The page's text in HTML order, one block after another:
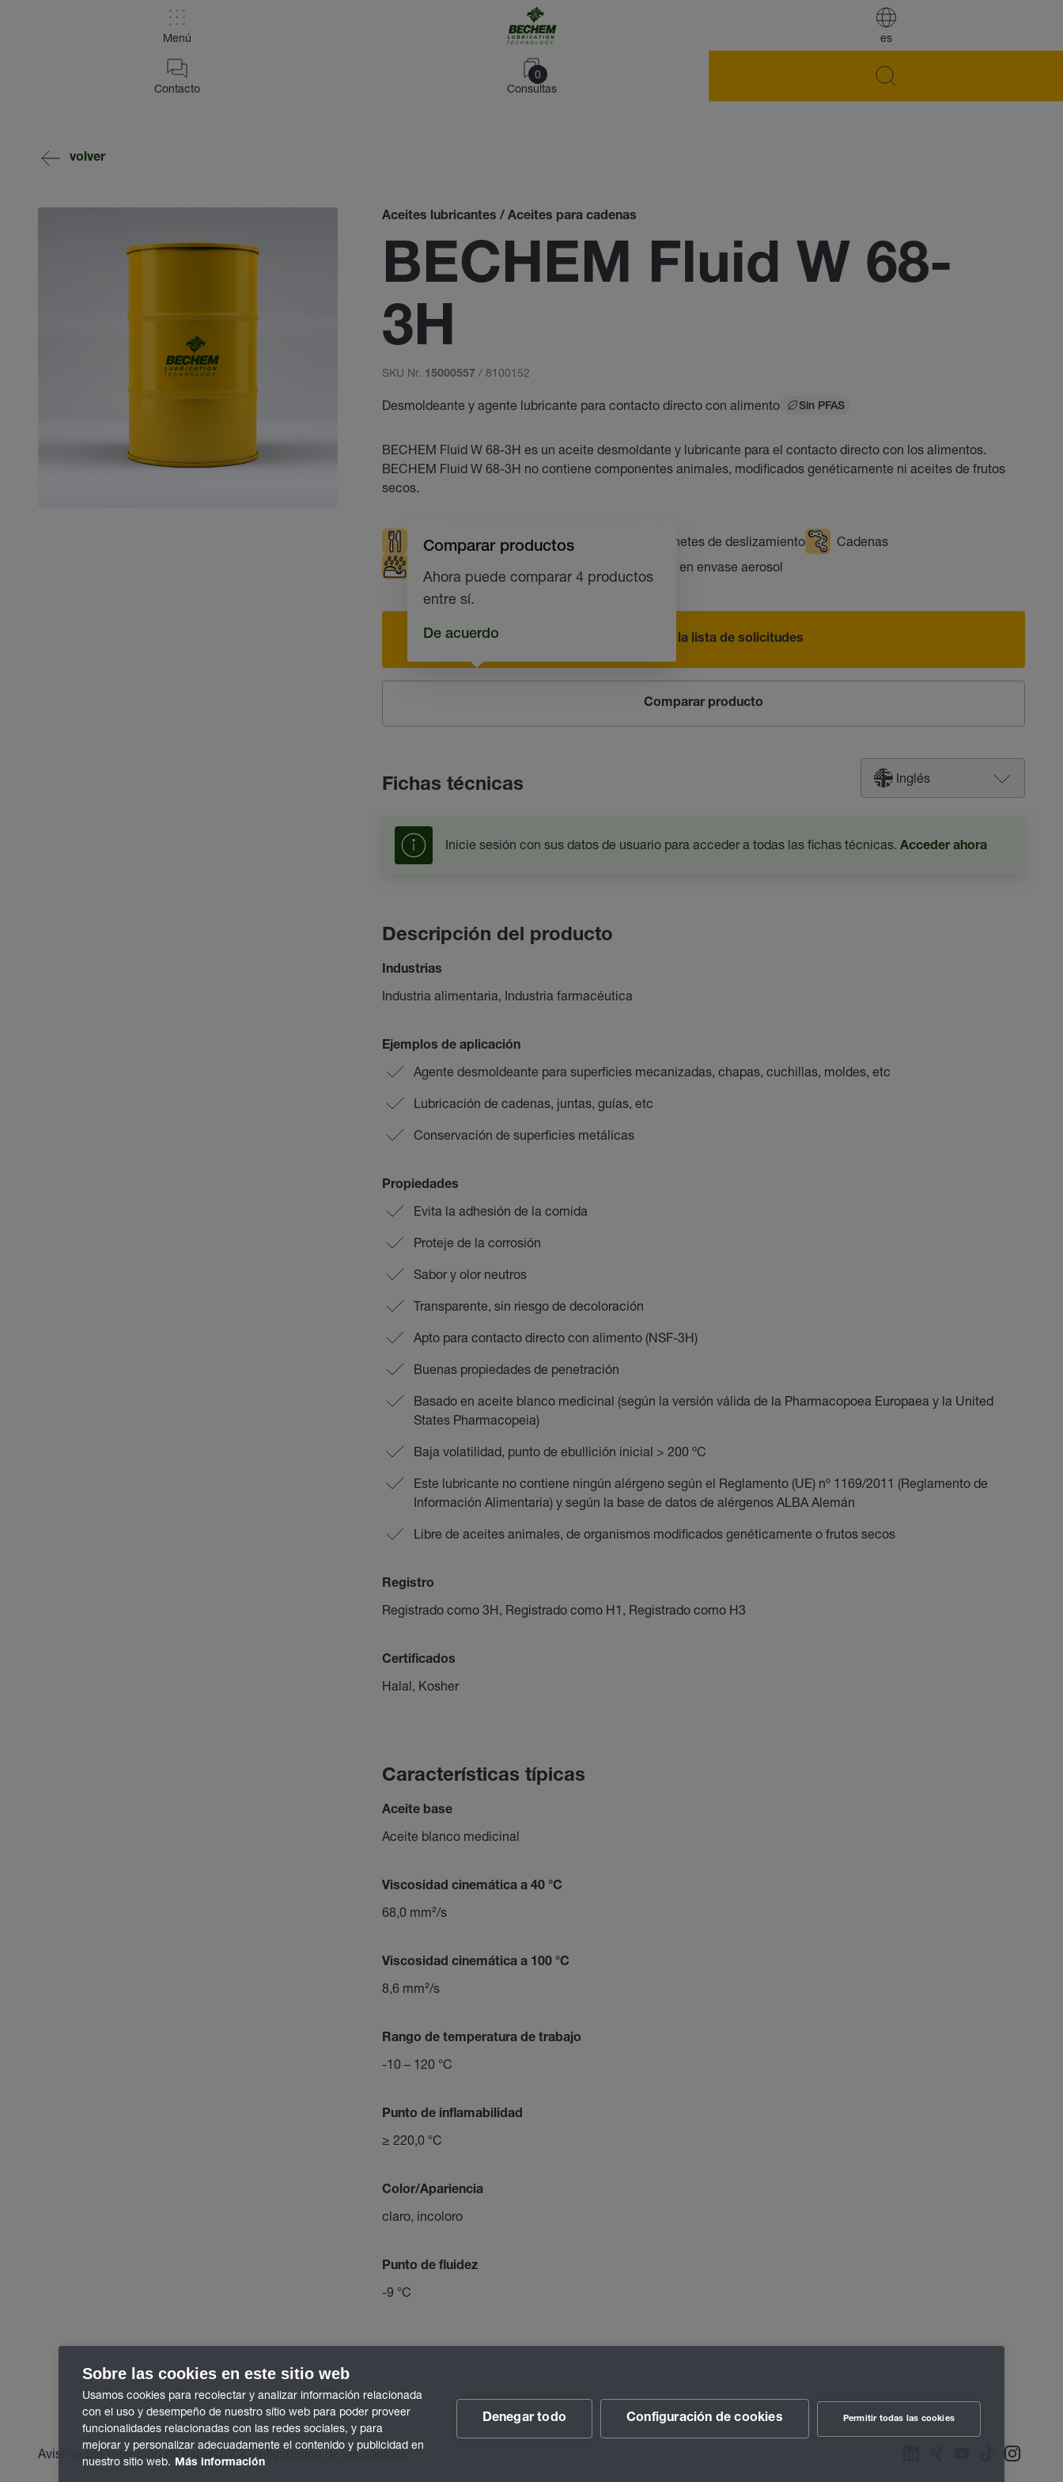
es
Menú
0
Consultas
Contacto
volver
Aceites lubricantes / Aceites para cadenas
BECHEM Fluid W 68-
3H
SKU Nr. 15000557 / 8100152
Desmoldeante y agente lubricante para contacto directo con alimento Sin PFAS
BECHEM Fluid W 68-3H es un aceite desmoldante y lubricante para el contacto directo con los alimentos.
BECHEM Fluid W 68-3H no contiene componentes animales, modificados genéticamente ni aceites de frutos
secos.
Industria alimentaria y farmacéutica Cojinetes de deslizamiento
Cadenas
Disponible en envase aerosol
Añadir a la lista de solicitudes
Comparar producto
Comparar productos
Ahora puede comparar 4 productos
entre sí.
De acuerdo
Fichas técnicas Inglés
Inicie sesión con sus datos de usuario para acceder a todas las fichas técnicas. Acceder ahora
Descripción del producto
Industrias
Industria alimentaria, Industria farmacéutica
Ejemplos de aplicación
Agente desmoldeante para superficies mecanizadas, chapas, cuchillas, moldes, etc
Lubricación de cadenas, juntas, guías, etc
Conservación de superficies metálicas
Propiedades
Evita la adhesión de la comida
Proteje de la corrosión
Sabor y olor neutros
Transparente, sin riesgo de decoloración
Apto para contacto directo con alimento (NSF-3H)
Buenas propiedades de penetración
Basado en aceite blanco medicinal (según la versión válida de la Pharmacopoea Europaea y la United
States Pharmacopeia)
Baja volatilidad, punto de ebullición inicial > 200 ºC
Este lubricante no contiene ningún alérgeno según el Reglamento (UE) nº 1169/2011 (Reglamento de
Información Alimentaria) y según la base de datos de alérgenos ALBA Alemán
Libre de aceites animales, de organismos modificados genéticamente o frutos secos
Registro
Registrado como 3H, Registrado como H1, Registrado como H3
Certificados
Halal, Kosher
Características típicas
Aceite base
Aceite blanco medicinal
Viscosidad cinemática a 40 °C
68,0 mm²/s
Viscosidad cinemática a 100 °C
8,6 mm²/s
Rango de temperatura de trabajo
-10 – 120 °C
Punto de inflamabilidad
≥ 220,0 °C
Color/Apariencia
claro, incoloro
Punto de fluidez
-9 °C
Aviso legalProtección de datosCGCConfiguración de las cookies
Sobre las cookies en este sitio web
Usamos cookies para recolectar y analizar información relacionada
con el uso y desempeño de nuestro sitio web para poder proveer
funcionalidades relacionadas con las redes sociales, y para
mejorar y personalizar adecuadamente el contenido y publicidad en
nuestro sitio web. Más información
Denegar todo Configuración de cookies Permitir todas las cookies